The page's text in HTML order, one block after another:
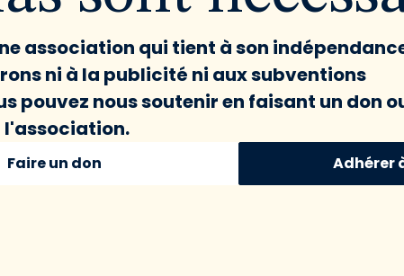
association qui tient à son
ni à la publicité ni aux subventions
pouvez nous soutenir en faisant un don
l'association.
Faire un don Adhérer